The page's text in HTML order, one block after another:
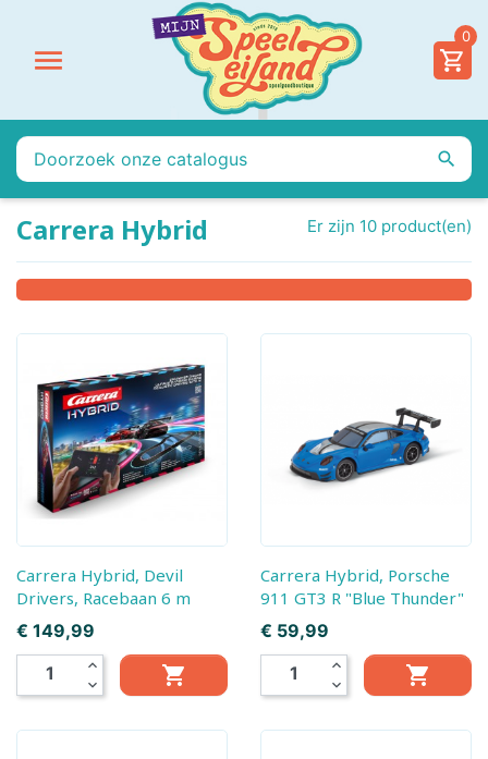

0

Carrera Hybrid Er zijn 10 product(en)
Carrera Hybrid, Devil
Drivers, Racebaan 6 m
Prijs
€ 149,99
expand_less
expand_more

Carrera Hybrid, Porsche
911 GT3 R "Blue Thunder"
Prijs
€ 59,99
expand_less
expand_more
